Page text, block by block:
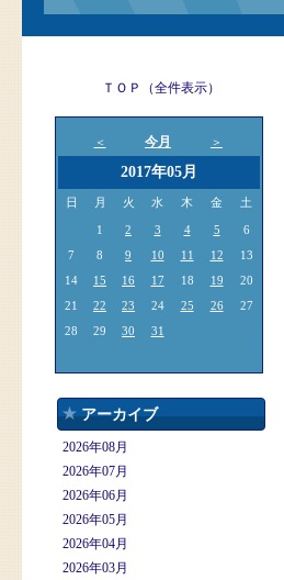
ＴＯＰ（全件表示）
＜ 今月 ＞
2017年05月
日 月 火 水 木 金 土
1 2 3 4 5
6
7
8 9 10 11 12
13
14
15 16 17 18 19
20
21
22 23 24 25 26
27
28
29 30 31
アーカイブ
2026年08月
2026年07月
2026年06月
2026年05月
2026年04月
2026年03月